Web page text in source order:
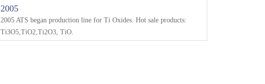
2005
2005 ATS began production line for Ti Oxides. Hot sale products:
Ti3O5,TiO2,Ti2O3, TiO.